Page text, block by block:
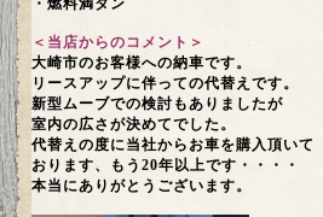
・燃料満タン
＜当店からのコメント＞
大崎市のお客様への納車です。
リースアップに伴っての代替えです。
新型ムーブでの検討もありましたが
室内の広さが決めてでした。
代替えの度に当社からお車を購入頂いて
おります、もう20年以上です・・・・
本当にありがとうございます。